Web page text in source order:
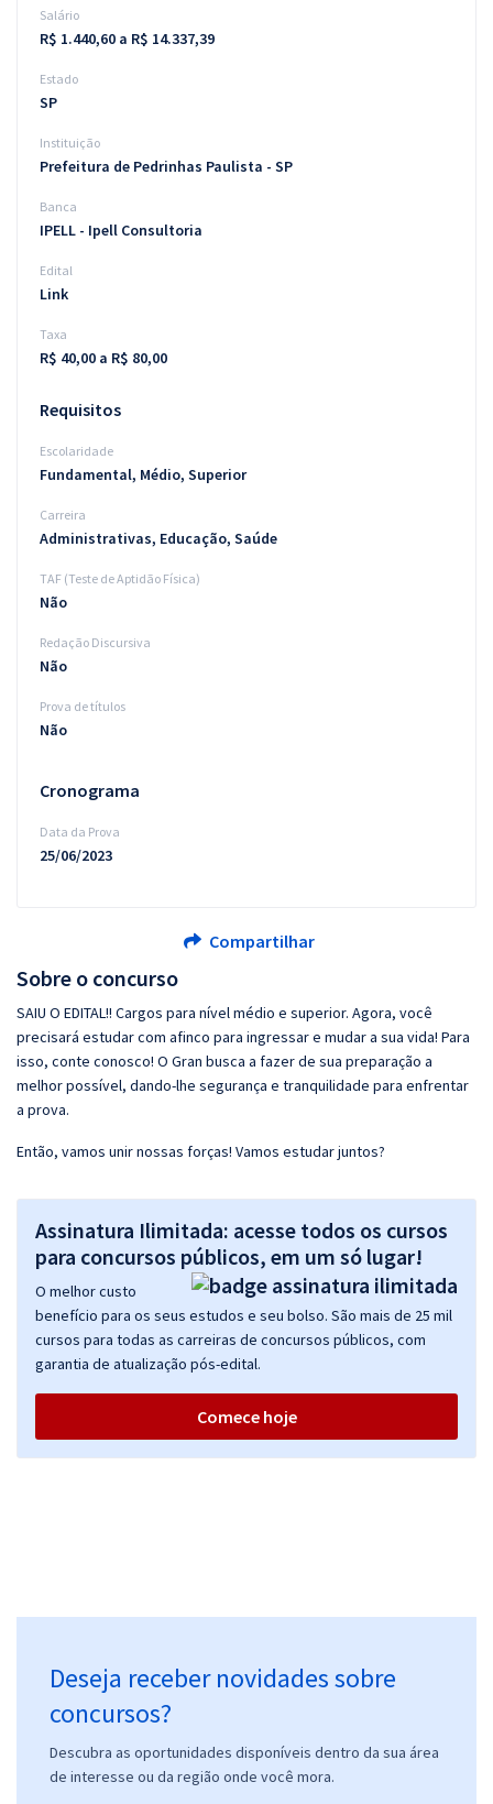
Atendimento
Sobre o concurso
SAIU O EDITAL!! Cargos para nível médio e superior. Agora, você
precisará estudar com afinco para ingressar e mudar a sua vida! Para
isso, conte conosco! O Gran busca a fazer de sua preparação a
melhor possível, dando-lhe segurança e tranquilidade para enfrentar
a prova.
Então, vamos unir nossas forças! Vamos estudar juntos?
Assinatura Ilimitada: acesse todos os cursos
para concursos públicos, em um só lugar!
O melhor custo
benefício para os seus estudos e seu bolso. São mais de 25 mil
cursos para todas as carreiras de concursos públicos, com
garantia de atualização pós-edital.
Comece hoje
Deseja receber novidades sobre
concursos?
Descubra as oportunidades disponíveis dentro da sua área
de interesse ou da região onde você mora.
Salário
R$ 1.440,60 a R$ 14.337,39
Estado
SP
Instituição
Prefeitura de Pedrinhas Paulista - SP
Banca
IPELL - Ipell Consultoria
Edital
Link
Taxa
R$ 40,00 a R$ 80,00
Requisitos
Escolaridade
Fundamental, Médio, Superior
Carreira
Administrativas, Educação, Saúde
TAF (Teste de Aptidão Física)
Não
Redação Discursiva
Não
Prova de títulos
Não
Cronograma
Data da Prova
25/06/2023
Compartilhar